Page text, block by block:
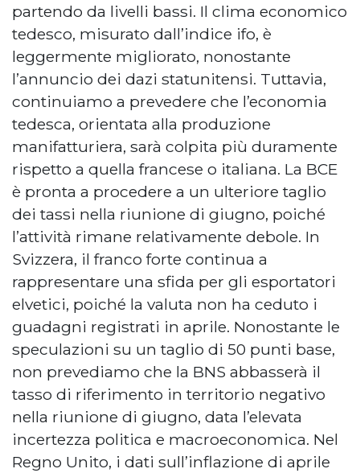
partendo da livelli bassi. Il clima economico
tedesco, misurato dall’indice ifo, è
leggermente migliorato, nonostante
l’annuncio dei dazi statunitensi. Tuttavia,
continuiamo a prevedere che l’economia
tedesca, orientata alla produzione
manifatturiera, sarà colpita più duramente
rispetto a quella francese o italiana. La BCE
è pronta a procedere a un ulteriore taglio
dei tassi nella riunione di giugno, poiché
l’attività rimane relativamente debole. In
Svizzera, il franco forte continua a
rappresentare una sfida per gli esportatori
elvetici, poiché la valuta non ha ceduto i
guadagni registrati in aprile. Nonostante le
speculazioni su un taglio di 50 punti base,
non prevediamo che la BNS abbasserà il
tasso di riferimento in territorio negativo
nella riunione di giugno, data l’elevata
incertezza politica e macroeconomica. Nel
Regno Unito, i dati sull’inflazione di aprile